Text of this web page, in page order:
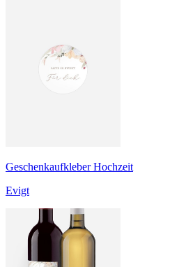
Geschenkaufkleber Hochzeit
Evigt